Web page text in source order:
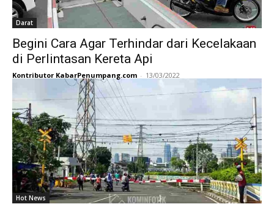
Darat
Begini Cara Agar Terhindar dari Kecelakaan
di Perlintasan Kereta Api
Kontributor KabarPenumpang.com - 13/03/2022
Hot News